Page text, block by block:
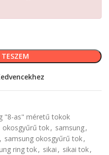
"8-as" méretű tokok
okosgyűrű tok, samsung,
, samsung okosgyűrű tok,
ring tok, sikai , sikai tok,